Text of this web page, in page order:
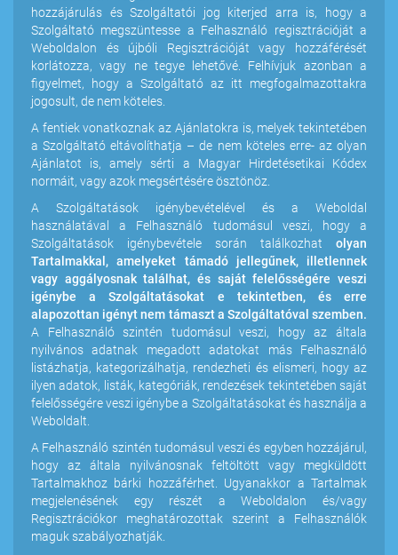
hozzájárulás és Szolgáltatói jog kiterjed arra is, hogy a
Szolgáltató megszüntesse a Felhasználó regisztrációját a
Weboldalon és újbóli Regisztrációját vagy hozzáférését
korlátozza, vagy ne tegye lehetővé. Felhívjuk azonban a
figyelmet, hogy a Szolgáltató az itt megfogalmazottakra
jogosult, de nem köteles.
A fentiek vonatkoznak az Ajánlatokra is, melyek tekintetében
a Szolgáltató eltávolíthatja – de nem köteles erre- az olyan
Ajánlatot is, amely sérti a Magyar Hirdetésetikai Kódex
normáit, vagy azok megsértésére ösztönöz.
A Szolgáltatások igénybevételével és a Weboldal
használatával a Felhasználó tudomásul veszi, hogy a
Szolgáltatások igénybevétele során találkozhat olyan
Tartalmakkal, amelyeket támadó jellegűnek, illetlennek
vagy aggályosnak találhat, és saját felelősségére veszi
igénybe a Szolgáltatásokat e tekintetben, és erre
alapozottan igényt nem támaszt a Szolgáltatóval szemben.
A Felhasználó szintén tudomásul veszi, hogy az általa
nyilvános adatnak megadott adatokat más Felhasználó
listázhatja, kategorizálhatja, rendezheti és elismeri, hogy az
ilyen adatok, listák, kategóriák, rendezések tekintetében saját
felelősségére veszi igénybe a Szolgáltatásokat és használja a
Weboldalt.
A Felhasználó szintén tudomásul veszi és egyben hozzájárul,
hogy az általa nyilvánosnak feltöltött vagy megküldött
Tartalmakhoz bárki hozzáférhet. Ugyanakkor a Tartalmak
megjelenésének egy részét a Weboldalon és/vagy
Regisztrációkor meghatározottak szerint a Felhasználók
maguk szabályozhatják.